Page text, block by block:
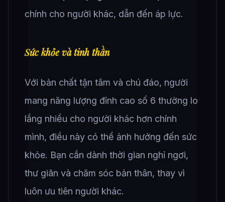
chính cho người khác, dẫn đến áp lực.
Sức khỏe và tinh thần
Với bản chất tận tâm và chú đáo, người
mang năng lượng đỉnh cao số 6 thường lo
lắng nhiều cho người khác hơn chính
mình, điều này có thể ảnh hưởng đến sức
khỏe. Bạn cần dành thời gian nghỉ ngơi,
thư giãn và chăm sóc bản thân, thay vì
luôn ưu tiên người khác.